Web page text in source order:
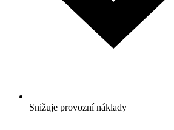
Snižuje provozní náklady